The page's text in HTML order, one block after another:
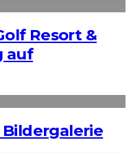
Resort &
auf
Bildergalerie